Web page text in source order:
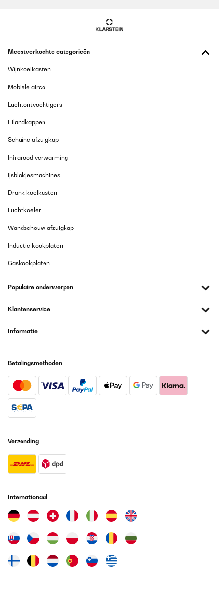
Meestverkochte categorieën
Wijnkoelkasten
Mobiele airco
Luchtontvochtigers
Eilandkappen
Schuine afzuigkap
Infrarood verwarming
Ijsblokjesmachines
Drank koelkasten
Luchtkoeler
Wandschouw afzuigkap
Inductie kookplaten
Gaskookplaten
Populaire onderwerpen
Klantenservice
Informatie
Betalingsmethoden
Verzending
Internationaal